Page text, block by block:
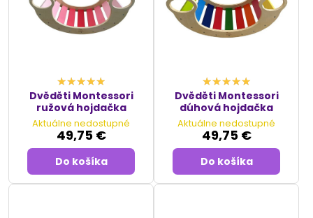
Dvěděti Montessori
ružová hojdačka
Aktuálne nedostupné
49,75 €
Do košíka
Dvěděti Montessori
dúhová hojdačka
Aktuálne nedostupné
49,75 €
Do košíka